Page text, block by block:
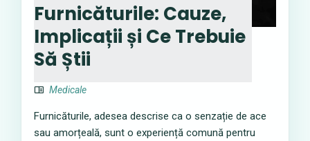
Furnicăturile: Cauze,
Implicații și Ce Trebuie
Să Știi
Medicale
Furnicăturile, adesea descrise ca o senzație de ace
sau amorțeală, sunt o experiență comună pentru